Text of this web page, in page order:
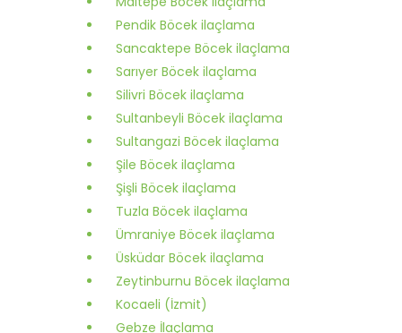
Pendik Böcek ilaçlama
Sancaktepe Böcek ilaçlama
Sarıyer Böcek ilaçlama
Silivri Böcek ilaçlama
Sultanbeyli Böcek ilaçlama
Sultangazi Böcek ilaçlama
Şile Böcek ilaçlama
Şişli Böcek ilaçlama
Tuzla Böcek ilaçlama
Ümraniye Böcek ilaçlama
Üsküdar Böcek ilaçlama
Zeytinburnu Böcek ilaçlama
Kocaeli (İzmit)
Gebze İlaçlama